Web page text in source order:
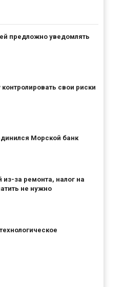
предложно уведомлять
свои риски
Морской банк
за ремонта, налог на
не нужно